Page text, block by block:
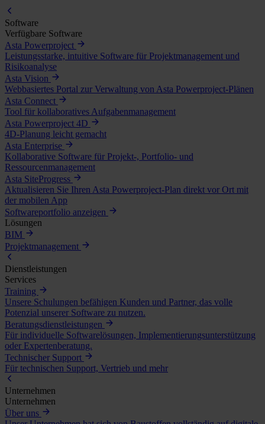
Software
Verfügbare Software
Asta Powerproject
Leistungsstarke, intuitive Software für Projektmanagement und
Risikoanalyse
Asta Vision
Webbasiertes Portal zur Verwaltung von Asta Powerproject-Plänen
Asta Connect
Tool für kollaboratives Aufgabenmanagement
Asta Powerproject 4D
4D-Planung leicht gemacht
Asta Enterprise
Kollaborative Software für Projekt-, Portfolio- und
Ressourcenmanagement
Asta SiteProgress
Aktualisieren Sie Ihren Asta Powerproject-Plan direkt vor Ort mit
der mobilen App
Softwareportfolio anzeigen
Lösungen
BIM
Projektmanagement
Dienstleistungen
Services
Training
Unsere Schulungen befähigen Kunden und Partner, das volle
Potenzial unserer Software zu nutzen.
Beratungsdienstleistungen
Für individuelle Softwarelösungen, Implementierungsunterstützung
oder Expertenberatung.
Technischer Support
Für technischen Support, Vertrieb und mehr
Unternehmen
Unternehmen
Über uns